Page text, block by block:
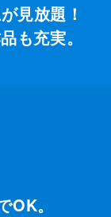
見放題！
も充実。
OK。